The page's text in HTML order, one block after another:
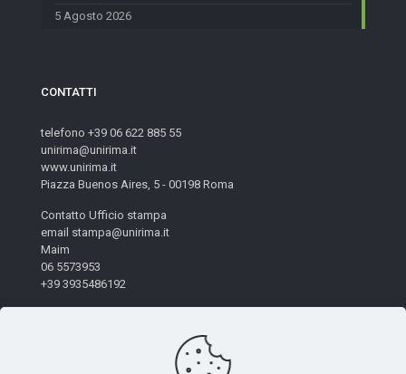
5 Agosto 2026
CONTATTI
telefono +39 06 622 885 55
unirima@unirima.it
www.unirima.it
Piazza Buenos Aires, 5 - 00198 Roma
Contatto Ufficio stampa
email stampa@unirima.it
Maim
06 5573953
+39 3935486192